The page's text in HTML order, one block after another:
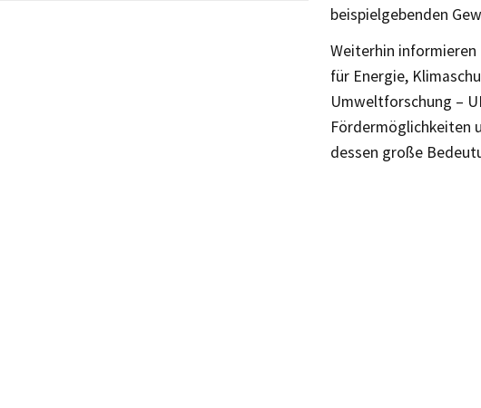
beispielgebenden
Weiterhin informieren
für Energie,
Umweltforschung –
Fördermöglichkeiten
dessen große